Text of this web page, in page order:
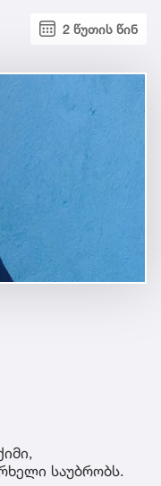
2 წუთის წინ
საუბრობს.